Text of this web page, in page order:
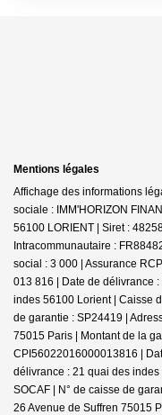
Mentions légales
Affichage des informations
sociale : IMM'HORIZON
56100 LORIENT | Siret :
Intracommunautaire :
social : 3 000 | Assurance
013 816 | Date de délivrance
indes 56100 Lorient | Caisse
de garantie : SP24419 |
75015 Paris | Montant de la
CPI56022016000013816 |
délivrance : 21 quai des
SOCAF | N° de caisse de
26 Avenue de Suffren 75015